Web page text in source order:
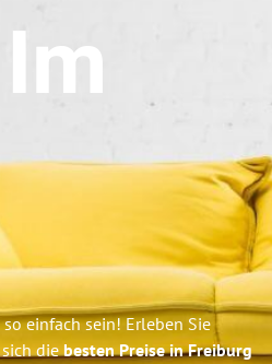
einfach sein! Erleben Sie
diebesten Preise in Freiburg